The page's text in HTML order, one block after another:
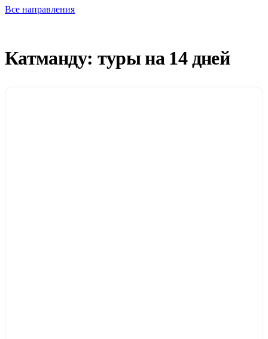
Все направления
Катманду: туры на 14 дней